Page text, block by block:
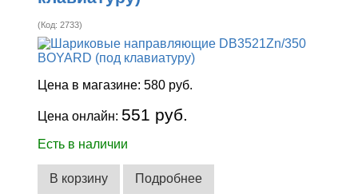
(Код:2733)
Цена в магазине:580 руб.
Цена онлайн: 551 руб.
Есть в наличии
В корзину Подробнее